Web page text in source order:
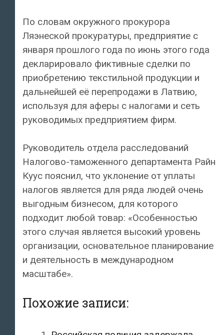
По словам окружного прокурора
Ляэнеской прокуратуры, предприятие с
января прошлого года по июнь этого года
декларировало фиктивные сделки по
приобретению текстильной продукции и
дальнейшей её перепродажи в Латвию,
используя для аферы с налогами и сеть
руководимых предприятием фирм.
Руководитель отдела расследований
Налогово-таможенного департамента Райн
Куус пояснил, что уклонение от уплаты
налогов является для ряда людей очень
выгодным бизнесом, для которого
подходит любой товар: «Особенностью
этого случая является высокий уровень
организации, основательное планирование
и деятельность в международном
масштабе».
Похожие записи: